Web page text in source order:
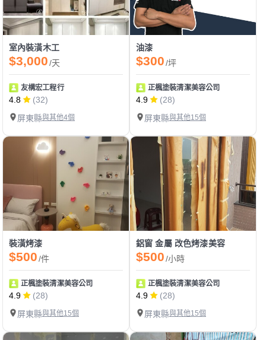
室內裝潢木工
$3,000/天
友構宏工程行
4.8
(32)
屏東縣與其他4個
油漆
$300/坪
正楓塗裝清潔美容公司
4.9
(28)
屏東縣與其他15個
裝潢烤漆
$500/件
正楓塗裝清潔美容公司
4.9
(28)
屏東縣與其他15個
鋁窗 金屬 改色烤漆美容
$500/小時
正楓塗裝清潔美容公司
4.9
(28)
屏東縣與其他15個